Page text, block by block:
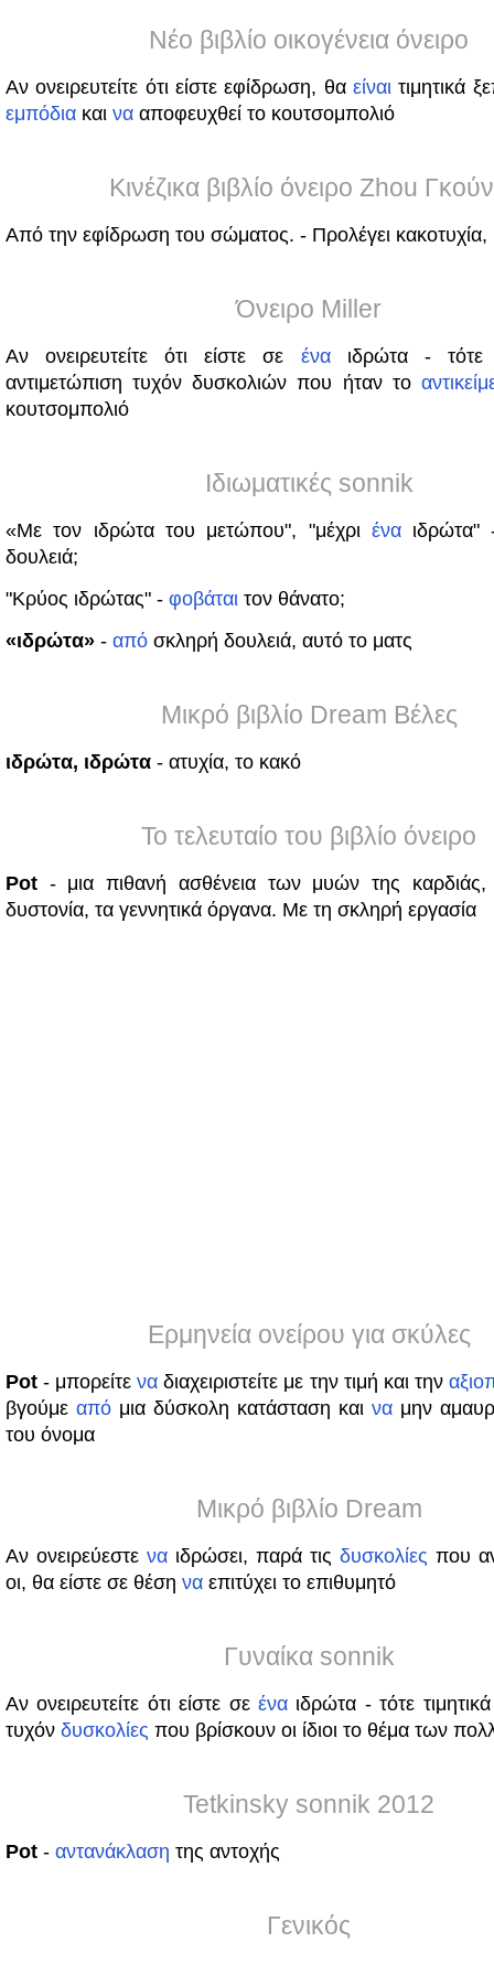
Νέο βιβλίο οικογένεια όνειρο
Αν ονειρευτείτε ότι είστε εφίδρωση, θα είναι τιμητικά
εμπόδια και να αποφευχθεί το κουτσομπολιό
Κινέζικα βιβλίο όνειρο Zhou
Από την εφίδρωση του σώματος. - Προλέγει κακοτυχία,
Όνειρο Miller
Αν ονειρευτείτε ότι είστε σε έναιδρώτα - τότε
αντιμετώπιση τυχόν δυσκολιών που ήταν το
κουτσομπολιό
Ιδιωματικές sonnik
«Με τον ιδρώτα του μετώπου", "μέχρι έναιδρώτα"
δουλειά;
"Κρύος ιδρώτας" - φοβάται τον θάνατο;
«ιδρώτα» - από σκληρή δουλειά, αυτό το ματς
Μικρό βιβλίο Dream Βέλες
ιδρώτα, ιδρώτα - ατυχία, το κακό
Το τελευταίο του βιβλίο όνειρο
Pot - μια πιθανή ασθένεια των μυών της καρδιάς,
δυστονία, τα γεννητικά όργανα. Με τη σκληρή εργασία
Ερμηνεία ονείρου για σκύλες
Pot- μπορείτενα διαχειριστείτε με την τιμή και την
βγούμε από μια δύσκολη κατάσταση και να μην
του όνομα
Μικρό βιβλίο Dream
Αν ονειρεύεστε να ιδρώσει, παρά τις δυσκολίες που
οι, θα είστε σε θέση να επιτύχει το επιθυμητό
Γυναίκα sonnik
Αν ονειρευτείτε ότι είστε σε ένα ιδρώτα - τότε
τυχόν δυσκολίες που βρίσκουν οι ίδιοι το θέμα των
Tetkinsky sonnik 2012
Pot - αντανάκλαση της αντοχής
Γενικός